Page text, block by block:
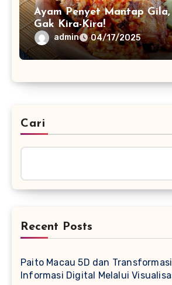
Ayam Penyet Mantap Gila,
Gak Kira-Kira!
admin 04/17/2025
Cari
Recent Posts
Paito Macau 5D dan
Informasi Digital Melalui